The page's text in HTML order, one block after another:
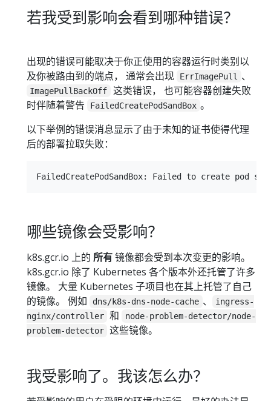
若我受到影响会看到哪种错误？
出现的错误可能取决于你正使用的容器运行时类别以
及你被路由到的端点， 通常会出现
ErrImagePull 、
ImagePullBackOff
这类错误， 也可能容器创建失败
时伴随着警告
FailedCreatePodSandBox 。
以下举例的错误消息显示了由于未知的证书使得代理
后的部署拉取失败：
哪些镜像会受影响？
k8s.gcr.io 上的 所有镜像都会受到本次变更的影响。
k8s.gcr.io 除了 Kubernetes 各个版本外还托管了许多
镜像。 大量 Kubernetes 子项目也在其上托管了自己
的镜像。 例如
dns/k8s-dns-node-cache 、
ingress-
nginx/controller 和
node-problem-detector/node-
problem-detector 这些镜像。
我受影响了。我该怎么办？